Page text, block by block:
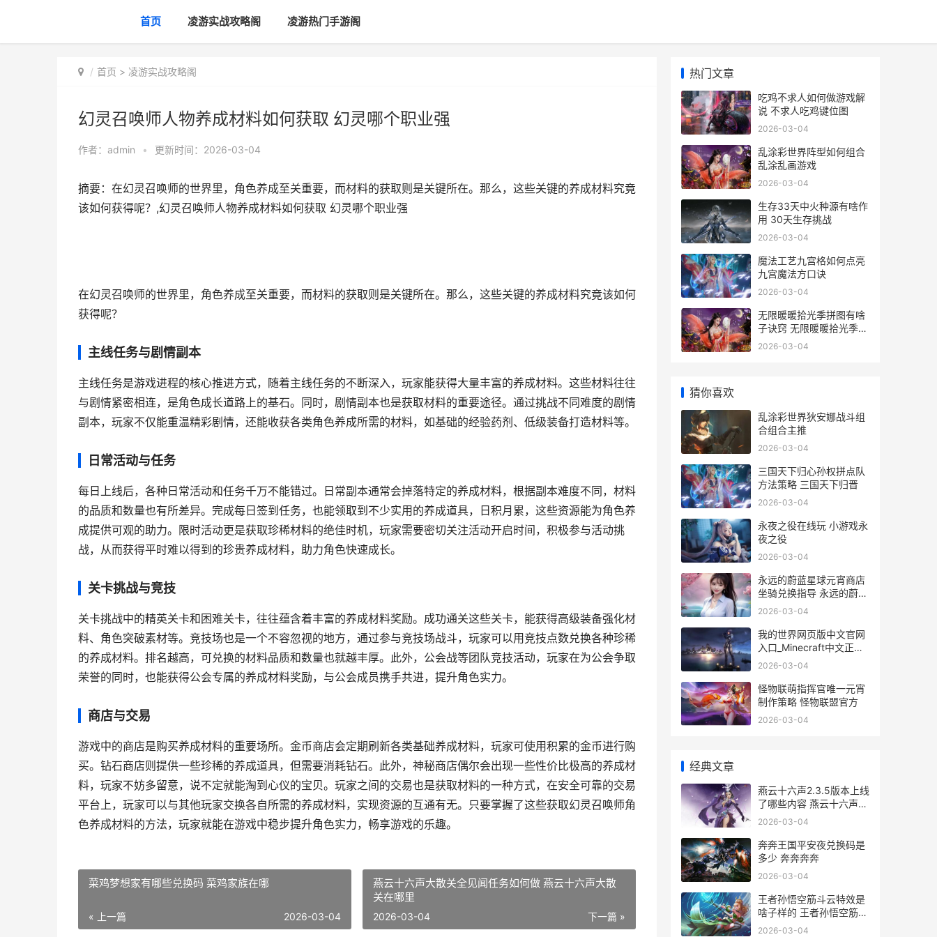
首页 凌游实战攻略阁 凌游热门手游阁
首页 > 凌游实战攻略阁
幻灵召唤师人物养成材料如何获取 幻灵哪个职业强
作者： admin • 更新时间：2026-03-04
摘要：在幻灵召唤师的世界里，角色养成至关重要，而材料的获取则是关键所在。那么，这些关键的养成材料究竟
该如何获得呢？,幻灵召唤师人物养成材料如何获取 幻灵哪个职业强
在幻灵召唤师的世界里，角色养成至关重要，而材料的获取则是关键所在。那么，这些关键的养成材料究竟该如何
获得呢？
主线任务与剧情副本
主线任务是游戏进程的核心推进方式，随着主线任务的不断深入，玩家能获得大量丰富的养成材料。这些材料往往
与剧情紧密相连，是角色成长道路上的基石。同时，剧情副本也是获取材料的重要途径。通过挑战不同难度的剧情
副本，玩家不仅能重温精彩剧情，还能收获各类角色养成所需的材料，如基础的经验药剂、低级装备打造材料等。
日常活动与任务
每日上线后，各种日常活动和任务千万不能错过。日常副本通常会掉落特定的养成材料，根据副本难度不同，材料
的品质和数量也有所差异。完成每日签到任务，也能领取到不少实用的养成道具，日积月累，这些资源能为角色养
成提供可观的助力。限时活动更是获取珍稀材料的绝佳时机，玩家需要密切关注活动开启时间，积极参与活动挑
战，从而获得平时难以得到的珍贵养成材料，助力角色快速成长。
关卡挑战与竞技
关卡挑战中的精英关卡和困难关卡，往往蕴含着丰富的养成材料奖励。成功通关这些关卡，能获得高级装备强化材
料、角色突破素材等。竞技场也是一个不容忽视的地方，通过参与竞技场战斗，玩家可以用竞技点数兑换各种珍稀
的养成材料。排名越高，可兑换的材料品质和数量也就越丰厚。此外，公会战等团队竞技活动，玩家在为公会争取
荣誉的同时，也能获得公会专属的养成材料奖励，与公会成员携手共进，提升角色实力。
商店与交易
游戏中的商店是购买养成材料的重要场所。金币商店会定期刷新各类基础养成材料，玩家可使用积累的金币进行购
买。钻石商店则提供一些珍稀的养成道具，但需要消耗钻石。此外，神秘商店偶尔会出现一些性价比极高的养成材
料，玩家不妨多留意，说不定就能淘到心仪的宝贝。玩家之间的交易也是获取材料的一种方式，在安全可靠的交易
平台上，玩家可以与其他玩家交换各自所需的养成材料，实现资源的互通有无。只要掌握了这些获取幻灵召唤师角
色养成材料的方法，玩家就能在游戏中稳步提升角色实力，畅享游戏的乐趣。
菜鸡梦想家有哪些兑换码 菜鸡家族在哪
« 上一篇 2026-03-04
燕云十六声大散关全见闻任务如何做 燕云十六声大散
关在哪里
下一篇 »
2026-03-04
热门文章
吃鸡不求人如何做游戏解
说 不求人吃鸡键位图
2026-03-04
乱涂彩世界阵型如何组合
乱涂乱画游戏
2026-03-04
生存33天中火种源有啥作
用 30天生存挑战
2026-03-04
魔法工艺九宫格如何点亮
九宫魔法方口诀
2026-03-04
无限暖暖拾光季拼图有啥
子诀窍 无限暖暖拾光季活
动
2026-03-04
猜你喜欢
乱涂彩世界狄安娜战斗组
合组合主推
2026-03-04
三国天下归心孙权拼点队
方法策略 三国天下归晋
2026-03-04
永夜之役在线玩 小游戏永
夜之役
2026-03-04
永远的蔚蓝星球元宵商店
坐骑兑换指导 永远的蔚蓝
星球破解版修改器
2026-03-04
我的世界网页版中文官网
入口_Minecraft中文正版
网页进入 我的世界网页版
2026-03-04
怪物联萌指挥官唯一元宵
制作策略 怪物联盟官方
2026-03-04
经典文章
燕云十六声2.3.5版本上线
了哪些内容 燕云十六声官
网
2026-03-04
奔奔王国平安夜兑换码是
多少 奔奔奔奔
2026-03-04
王者孙悟空筋斗云特效是
啥子样的 王者孙悟空筋斗
云什么时候上线
2026-03-04